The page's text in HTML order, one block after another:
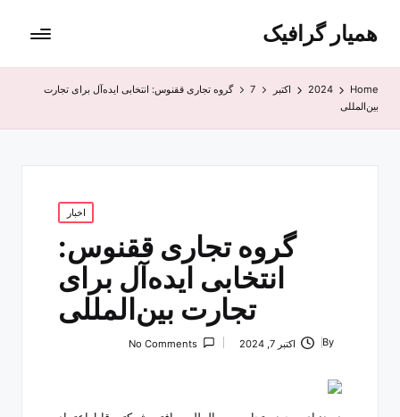
همیار گرافیک
Home
2024 اکتبر 7
گروه تجاری ققنوس: انتخابی ایده‌آل برای تجارت
بین‌المللی
Posted
in
اخبار
گروه تجاری ققنوس:
انتخابی ایده‌آل برای
تجارت بین‌المللی
Posted
By اکتبر 7, 2024 No Comments